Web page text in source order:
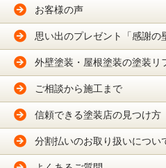
お客様の声
思い出のプレゼント「感謝の
外壁塗装・屋根塗装の塗装リ
ご相談から施工まで
信頼できる塗装店の見つけ方
分割払いのお取り扱いについ